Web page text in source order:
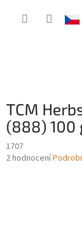
TCM
(888) 100
1707
Průměrné
2 hodnocení